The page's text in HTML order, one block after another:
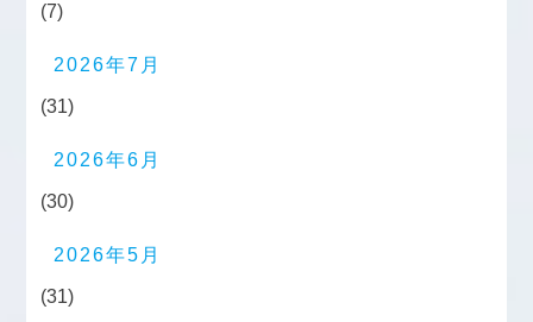
(7)
2026年7月
(31)
2026年6月
(30)
2026年5月
(31)